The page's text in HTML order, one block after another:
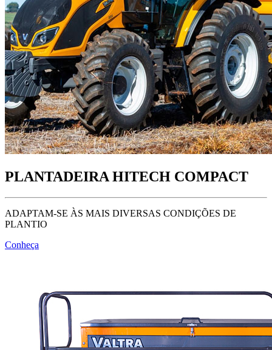
PLANTADEIRA HITECH COMPACT
ADAPTAM-SE ÀS MAIS DIVERSAS CONDIÇÕES DE
PLANTIO
Conheça